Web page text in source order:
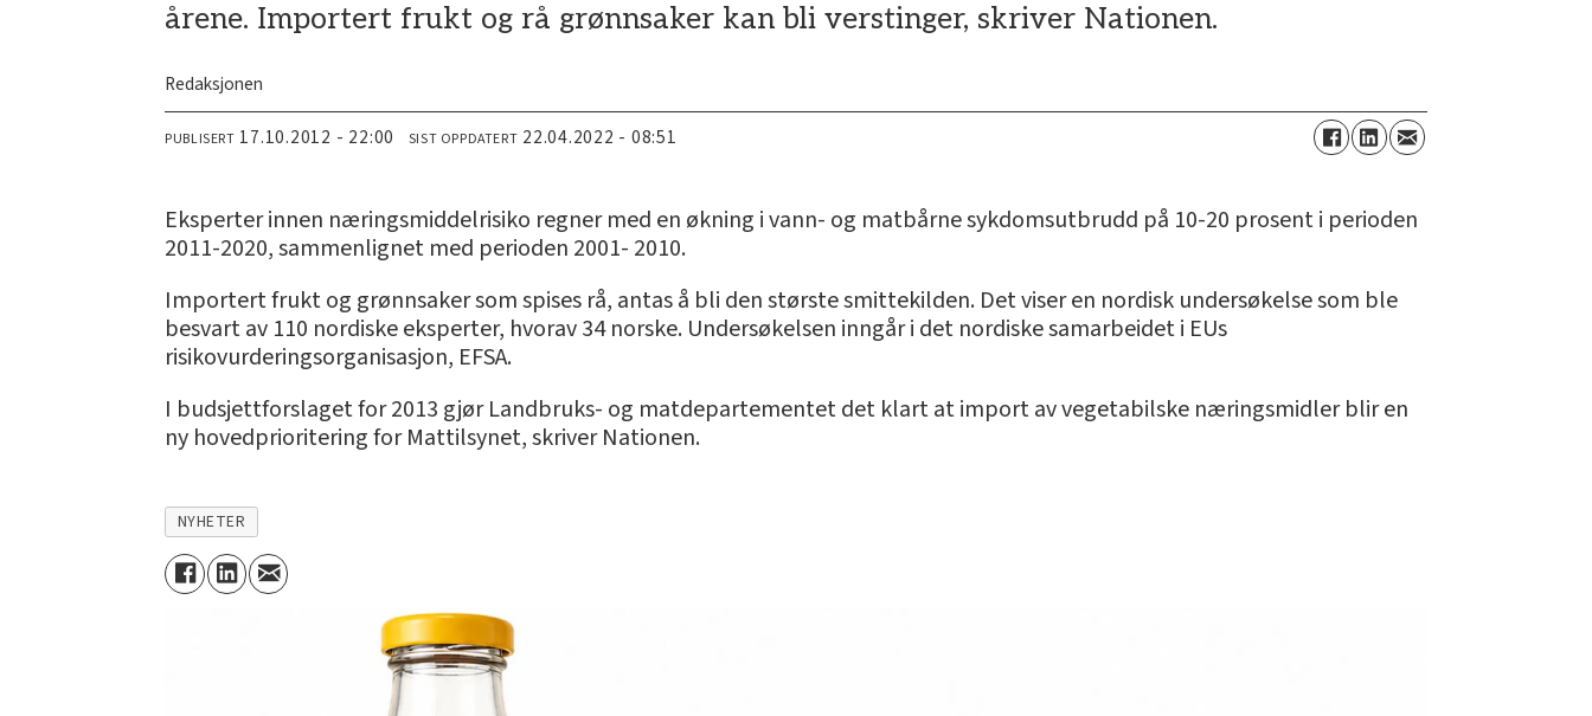
årene. Importert frukt og rå grønnsaker kan bli verstinger, skriver Nationen.
Redaksjonen
PUBLISERT 17.10.2012 - 22:00 SIST OPPDATERT 22.04.2022 - 08:51
Eksperter innen næringsmiddelrisiko regner med en økning i vann- og matbårne sykdomsutbrudd på 10-20 prosent i perioden
2011-2020, sammenlignet med perioden 2001- 2010.
Importert frukt og grønnsaker som spises rå, antas å bli den største smittekilden. Det viser en nordisk undersøkelse som ble
besvart av 110 nordiske eksperter, hvorav 34 norske. Undersøkelsen inngår i det nordiske samarbeidet i EUs
risikovurderingsorganisasjon, EFSA.
I budsjettforslaget for 2013 gjør Landbruks- og matdepartementet det klart at import av vegetabilske næringsmidler blir en
ny hovedprioritering for Mattilsynet, skriver Nationen.
NYHETER